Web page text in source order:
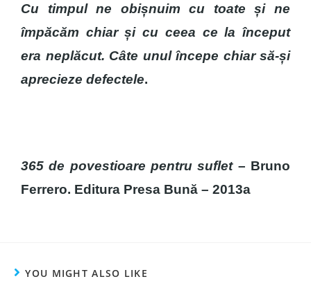
Cu timpul ne obișnuim cu toate și ne
împăcăm chiar și cu ceea ce la început
era neplăcut. Câte unul începe chiar să-și
aprecieze defectele.
365 de povestioare pentru suflet– Bruno
Ferrero. Editura Presa Bună – 2013a
YOU MIGHT ALSO LIKE